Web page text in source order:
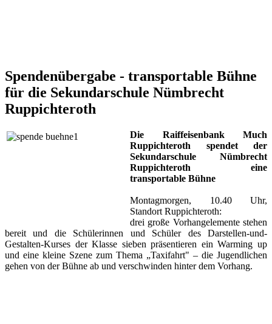
Spendenübergabe - transportable Bühne
für die Sekundarschule Nümbrecht
Ruppichteroth
Die Raiffeisenbank Much
Ruppichteroth spendet der
Sekundarschule Nümbrecht
Ruppichteroth eine
transportable Bühne
Montagmorgen, 10.40 Uhr,
Standort Ruppichteroth:
drei große Vorhangelemente stehen
bereit und die Schülerinnen und Schüler des Darstellen-und-
Gestalten-Kurses der Klasse sieben präsentieren ein Warming up
und eine kleine Szene zum Thema „Taxifahrt" ‒ die Jugendlichen
gehen von der Bühne ab und verschwinden hinter dem Vorhang.